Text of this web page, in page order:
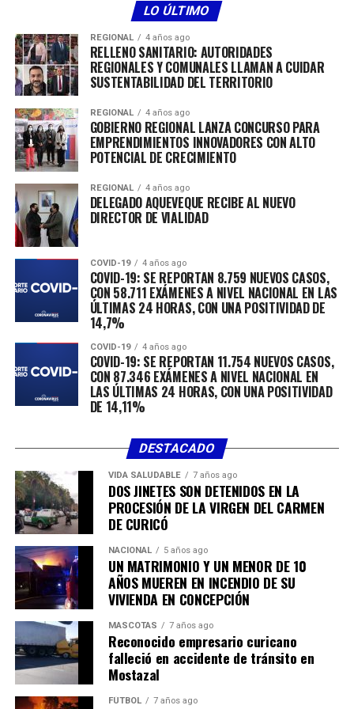
accesibilidad a servicios de transporte público y así
puedan preferir desplazarse en locomoción colectiva en
la ciudad”, agregó el Seremi, Carlos Palacios.
UBICACIÓN DE LOS PARADEROS
23 Oriente – 3 1/2 Norte
23 Oriente – 3 Norte
14 Oriente – 13 Norte
5 Oriente – 18 Norte
5 Oriente – 16 Norte
11 Norte – 12 Oriente
19 1/2 Poniente – 29 1/2 Sur A
14 Sur – Pasaje Los Duraznos
29 Sur – 14 Poniente
14 Poniente – 28 Sur
27 Sur – 17 Poniente
21 Poniente – 27 Sur
5 Poniente – 20 Sur
14 Poniente – 23 Sur
LO ÚLTIMO
REGIONAL 4 años ago
RELLENO SANITARIO: AUTORIDADES
REGIONALES Y COMUNALES LLAMAN A CUIDAR
SUSTENTABILIDAD DEL TERRITORIO
REGIONAL 4 años ago
GOBIERNO REGIONAL LANZA CONCURSO PARA
EMPRENDIMIENTOS INNOVADORES CON ALTO
POTENCIAL DE CRECIMIENTO
REGIONAL 4 años ago
DELEGADO AQUEVEQUE RECIBE AL NUEVO
DIRECTOR DE VIALIDAD
COVID-19 4 años ago
COVID-19: SE REPORTAN 8.759 NUEVOS CASOS,
CON 58.711 EXÁMENES A NIVEL NACIONAL EN LAS
ÚLTIMAS 24 HORAS, CON UNA POSITIVIDAD DE
14,7%
COVID-19 4 años ago
COVID-19: SE REPORTAN 11.754 NUEVOS CASOS,
CON 87.346 EXÁMENES A NIVEL NACIONAL EN
LAS ÚLTIMAS 24 HORAS, CON UNA POSITIVIDAD
DE 14,11%
DESTACADO
VIDA SALUDABLE 7 años ago
DOS JINETES SON DETENIDOS EN LA
PROCESIÓN DE LA VIRGEN DEL CARMEN
DE CURICÓ
NACIONAL 5 años ago
UN MATRIMONIO Y UN MENOR DE 10
AÑOS MUEREN EN INCENDIO DE SU
VIVIENDA EN CONCEPCIÓN
MASCOTAS 7 años ago
Reconocido empresario curicano
falleció en accidente de tránsito en
Mostazal
FÚTBOL 7 años ago